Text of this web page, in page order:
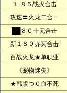
１·８５战火合击
攻速〓火龙二合一
██８０十元合击
新１８０赤冥合击
百战火龙★单职业
《宠物迷失》
★韩版つ０血不死